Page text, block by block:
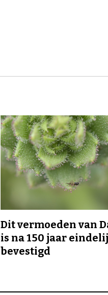
Dit vermoeden van
is na 150 jaar
bevestigd